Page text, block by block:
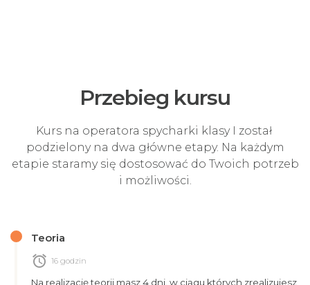
Przebieg kursu
Kurs na operatora spycharki klasy I został
podzielony na dwa główne etapy. Na każdym
etapie staramy się dostosować do Twoich potrzeb
i możliwości.
Teoria
alarm 16 godzin
Na realizację teorii masz 4 dni, w ciągu których zrealizujesz